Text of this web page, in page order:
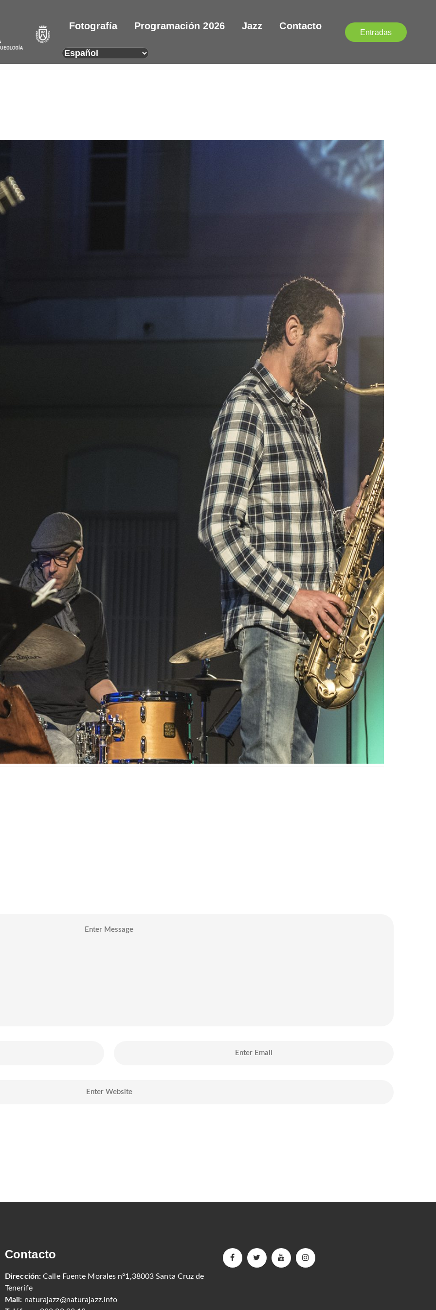
Fotografía Programación 2026 Jazz Contacto
Entradas
Contacto
Dirección: Calle Fuente Morales nº1,38003 Santa Cruz de
Tenerife
Mail: naturajazz@naturajazz.info